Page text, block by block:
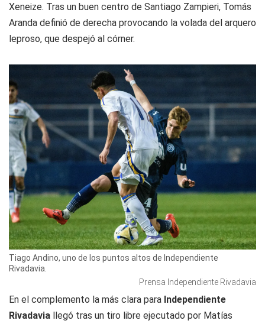
Xeneize. Tras un buen centro de Santiago Zampieri, Tomás
Aranda definió de derecha provocando la volada del arquero
leproso, que despejó al córner.
Tiago Andino, uno de los puntos altos de Independiente
Rivadavia.
Prensa Independiente Rivadavia
En el complemento la más clara para Independiente
Rivadavia llegó tras un tiro libre ejecutado por Matías